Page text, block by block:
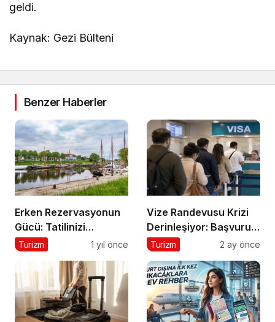
geldi.
Kaynak: Gezi Bülteni
Benzer Haberler
Erken Rezervasyonun
Gücü: Tatilinizi
Planlayın, Avantajları
Turizm 1 yıl önce
Vize Randevusu Krizi
Derinleşiyor: Başvuru
Süreçlerinde Rekor
Turizm 2 ay önce